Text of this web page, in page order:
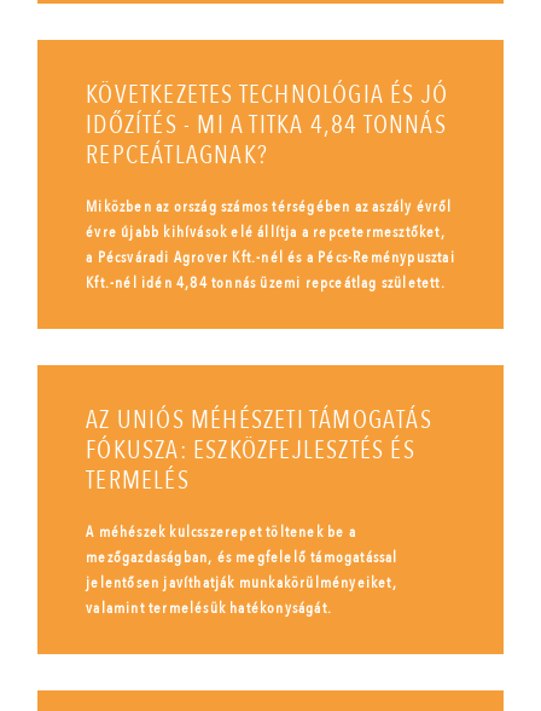
KÖVETKEZETES TECHNOLÓGIA ÉS JÓ
IDŐZÍTÉS - MI A TITKA 4,84 TONNÁS
REPCEÁTLAGNAK?
Miközben az ország számos térségében az aszály évről
évre újabb kihívások elé állítja a repcetermesztőket,
a Pécsváradi Agrover Kft.-nél és a Pécs-Reménypusztai
Kft.-nél idén 4,84 tonnás üzemi repceátlag született.
AZ UNIÓS MÉHÉSZETI TÁMOGATÁS
FÓKUSZA: ESZKÖZFEJLESZTÉS ÉS
TERMELÉS
A méhészek kulcsszerepet töltenek be a
mezőgazdaságban, és megfelelő támogatással
jelentősen javíthatják munkakörülményeiket,
valamint termelésük hatékonyságát.